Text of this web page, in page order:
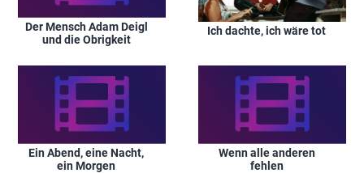
Der Mensch Adam Deigl
und die Obrigkeit
Ich dachte, ich wäre tot
Ein Abend, eine Nacht,
ein Morgen
Wenn alle anderen
fehlen